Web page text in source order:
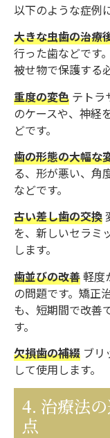
以下のような症例
大きな虫歯の治療
行った歯などです
被せ物で保護する
重度の変色 テトラ
のケースや、神経
どです。
歯の形態の大幅な
る、形が悪い、角
などです。
古い差し歯の交換
を、新しいセラミ
します。
歯並びの改善 軽度
の問題です。矯正
も、短期間で改善
す。
欠損歯の補綴 ブリ
して使用します。
4. 治療法
点